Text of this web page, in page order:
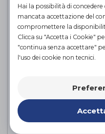
Comoda 4 in 1
alluminio
di
Hai la possibilità di
mancata accettazione del
compromettere la
Clicca su "Accetta i Cookie"
"continua senza accettare"
l'uso dei cookie non tecnici.